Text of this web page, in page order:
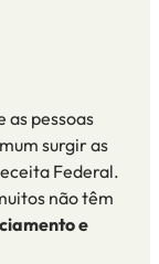
as pessoas
surgir as
Federal.
não têm
e